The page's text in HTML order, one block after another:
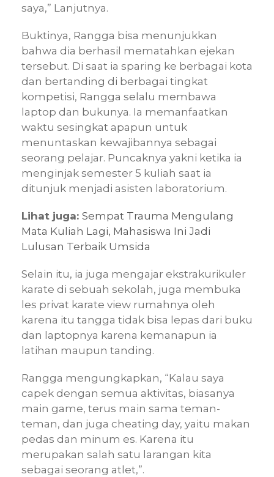
saya,” Lanjutnya.
Buktinya, Rangga bisa menunjukkan
bahwa dia berhasil mematahkan ejekan
tersebut. Di saat ia sparing ke berbagai kota
dan bertanding di berbagai tingkat
kompetisi, Rangga selalu membawa
laptop dan bukunya. Ia memanfaatkan
waktu sesingkat apapun untuk
menuntaskan kewajibannya sebagai
seorang pelajar. Puncaknya yakni ketika ia
menginjak semester 5 kuliah saat ia
ditunjuk menjadi asisten laboratorium.
Lihat juga: Sempat Trauma Mengulang
Mata Kuliah Lagi, Mahasiswa Ini Jadi
Lulusan Terbaik Umsida
Selain itu, ia juga mengajar ekstrakurikuler
karate di sebuah sekolah, juga membuka
les privat karate view rumahnya oleh
karena itu tangga tidak bisa lepas dari buku
dan laptopnya karena kemanapun ia
latihan maupun tanding.
Rangga mengungkapkan, “Kalau saya
capek dengan semua aktivitas, biasanya
main game, terus main sama teman-
teman, dan juga cheating day, yaitu makan
pedas dan minum es. Karena itu
merupakan salah satu larangan kita
sebagai seorang atlet,”.